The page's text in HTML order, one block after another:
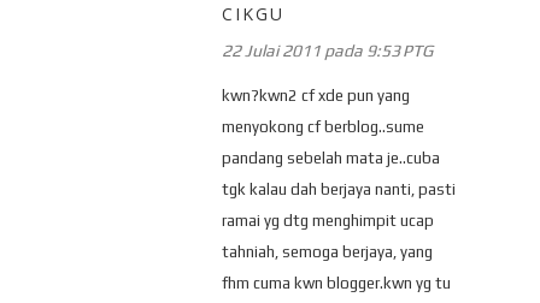
CIKGU
22 Julai 2011 pada 9:53 PTG
kwn?kwn2 cf xde pun yang
menyokong cf berblog..sume
pandang sebelah mata je..cuba
tgk kalau dah berjaya nanti, pasti
ramai yg dtg menghimpit ucap
tahniah, semoga berjaya, yang
fhm cuma kwn blogger.kwn yg tu